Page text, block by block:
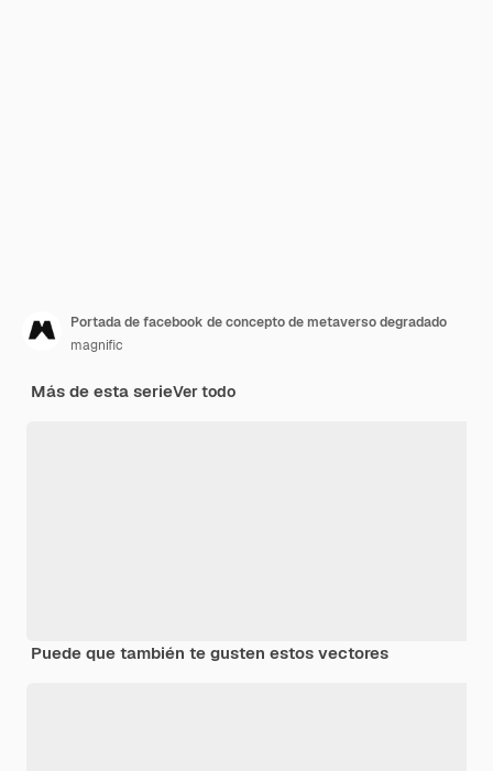
Portada de facebook de concepto de metaverso degradado
magnific
Más de esta serieVer todo
Puede que también te gusten estos vectores